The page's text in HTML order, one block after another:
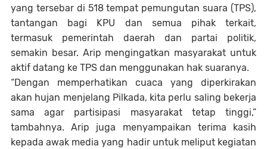
yang tersebar di 518 tempat pemungutan suara (TPS),
tantangan bagi KPU dan semua pihak terkait,
termasuk pemerintah daerah dan partai politik,
semakin besar. Arip mengingatkan masyarakat untuk
aktif datang ke TPS dan menggunakan hak suaranya.
“Dengan memperhatikan cuaca yang diperkirakan
akan hujan menjelang Pilkada, kita perlu saling bekerja
sama agar partisipasi masyarakat tetap tinggi,”
tambahnya. Arip juga menyampaikan terima kasih
kepada awak media yang hadir untuk meliput kegiatan